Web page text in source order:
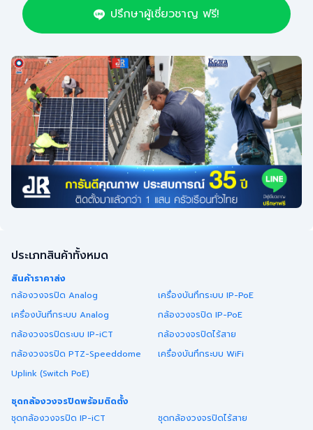
ปรึกษาผู้เชี่ยวชาญ ฟรี!
ประเภทสินค้าทั้งหมด
สินค้าราคาส่ง
กล้องวงจรปิด Analog
เครื่องบันทึกระบบ IP-PoE
เครื่องบันทึกระบบ Analog
กล้องวงจรปิด IP-PoE
กล้องวงจรปิดระบบ IP-iCT
กล้องวงจรปิดไร้สาย
กล้องวงจรปิด PTZ-Speeddome
เครื่องบันทึกระบบ WiFi
Uplink (Switch PoE)
ชุดกล้องวงจรปิดพร้อมติดตั้ง
ชุดกล้องวงจรปิด IP-iCT
ชุดกล้องวงจรปิดไร้สาย